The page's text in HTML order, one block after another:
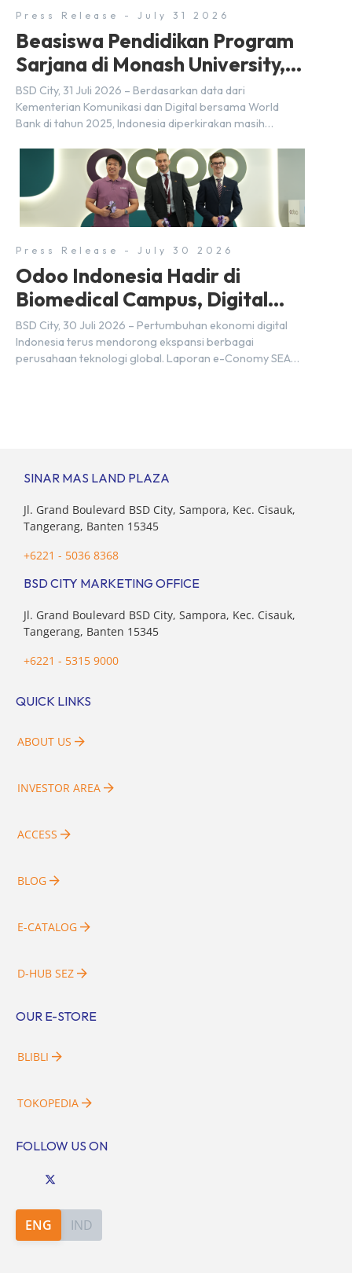
Press Release - July 31 2026
Beasiswa Pendidikan Program
Sarjana di Monash University,
BSD City
BSD City, 31 Juli 2026 – Berdasarkan data dari
Kementerian Komunikasi dan Digital bersama World
Bank di tahun 2025, Indonesia diperkirakan masih
2030 atau setara dengan 600 ribu tenaga digital baru
setiap tahunnya untuk mendukung percepatan
transformasi digital di berbagai sektor strategis.
Kebutuhan tersebut menjadikan pengembangan sumber
daya […]
Press Release - July 30 2026
Odoo Indonesia Hadir di
Biomedical Campus, Digital
Hub, BSD City
BSD City, 30 Juli 2026 – Pertumbuhan ekonomi digital
Indonesia terus mendorong ekspansi berbagai
perusahaan teknologi global. Laporan e-Conomy SEA
SINAR MAS LAND PLAZA
Jl. Grand Boulevard BSD City, Sampora, Kec. Cisauk,
Tangerang, Banten 15345
+6221 - 5036 8368
BSD CITY MARKETING OFFICE
Jl. Grand Boulevard BSD City, Sampora, Kec. Cisauk,
Tangerang, Banten 15345
+6221 - 5315 9000
QUICK LINKS
ABOUT US
INVESTOR AREA
ACCESS
BLOG
E-CATALOG
D-HUB SEZ
OUR E-STORE
BLIBLI
TOKOPEDIA
FOLLOW US ON
ENG IND